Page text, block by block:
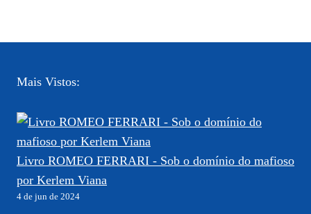
Mais Vistos:
Livro ROMEO FERRARI - Sob o domínio do mafioso
por Kerlem Viana
4 de jun de 2024